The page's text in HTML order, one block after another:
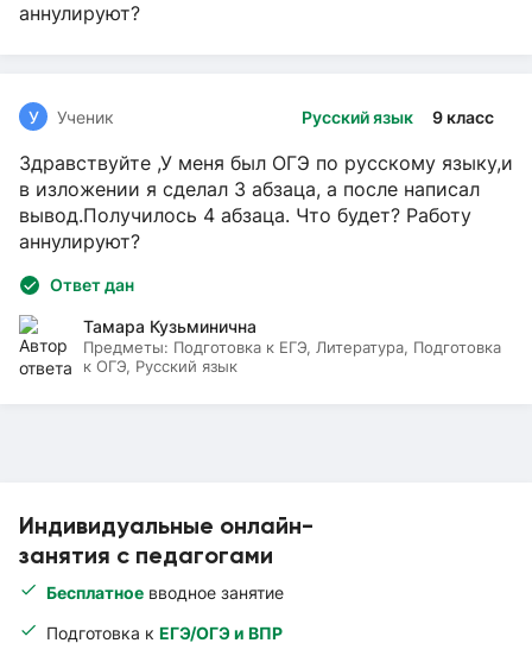
Индивидуальные онлайн-
занятия с педагогами
Бесплатное вводное занятие
Подготовка к ЕГЭ/ОГЭ и ВПР
аннулируют?
Русский язык 9 класс
У Ученик
Здравствуйте ,У меня был ОГЭ по русскому языку,и
в изложении я сделал 3 абзаца, а после написал
вывод.Получилось 4 абзаца. Что будет? Работу
аннулируют?
Ответ дан
Тамара Кузьминична
Предметы: Подготовка к ЕГЭ, Литература, Подготовка
к ОГЭ, Русский язык